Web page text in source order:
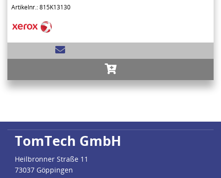
Artikelnr.: 815K13130
TomTech GmbH
Heilbronner Straße 11
73037 Göppingen